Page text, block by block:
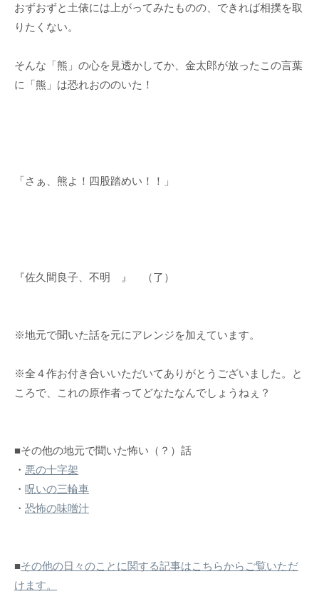
おずおずと土俵には上がってみたものの、できれば相撲を取
りたくない。
そんな「熊」の心を見透かしてか、金太郎が放ったこの言葉
に「熊」は恐れおののいた！
「さぁ、熊よ！四股踏めい！！」
『佐久間良子、不明 』 （了）
※地元で聞いた話を元にアレンジを加えています。
※全４作お付き合いいただいてありがとうございました。と
ころで、これの原作者ってどなたなんでしょうねぇ？
■その他の地元で聞いた怖い（？）話
・ 悪の十字架
・ 呪いの三輪車
・ 恐怖の味噌汁
■その他の日々のことに関する記事はこちらからご覧いただ
けます。